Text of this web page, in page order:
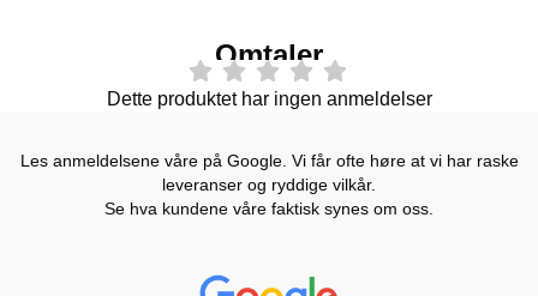
Omtaler
Dette produktet har ingen anmeldelser
Les anmeldelsene våre på Google. Vi får ofte høre at vi har raske
leveranser og ryddige vilkår.
Se hva kundene våre faktisk synes om oss.
Prisjakt Vurdering: 4.6 Stjerne